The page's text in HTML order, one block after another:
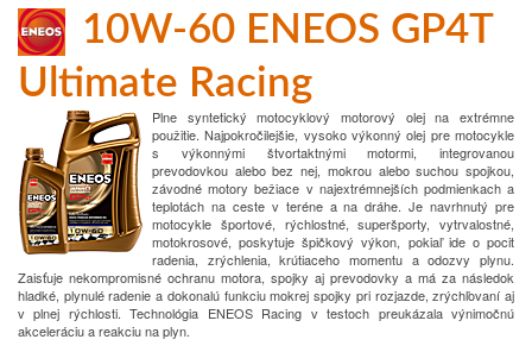
10W-60 ENEOS GP4T
Ultimate Racing
Plne syntetický motocyklový motorový olej na extrémne
použitie. Najpokročilejšie, vysoko výkonný olej pre motocykle
s výkonnými štvortaktnými motormi, integrovanou
prevodovkou alebo bez nej, mokrou alebo suchou spojkou,
závodné motory bežiace v najextrémnejších podmienkach a
teplotách na ceste v teréne a na dráhe. Je navrhnutý pre
motocykle športové, rýchlostné, superšporty, vytrvalostné,
motokrosové, poskytuje špičkový výkon, pokiaľ ide o pocit
radenia, zrýchlenia, krútiaceho momentu a odozvy plynu.
Zaisťuje nekompromisné ochranu motora, spojky aj prevodovky a má za následok
hladké, plynulé radenie a dokonalú funkciu mokrej spojky pri rozjazde, zrýchľovaní aj
v plnej rýchlosti. Technológia ENEOS Racing v testoch preukázala výnimočnú
akceleráciu a reakciu na plyn.